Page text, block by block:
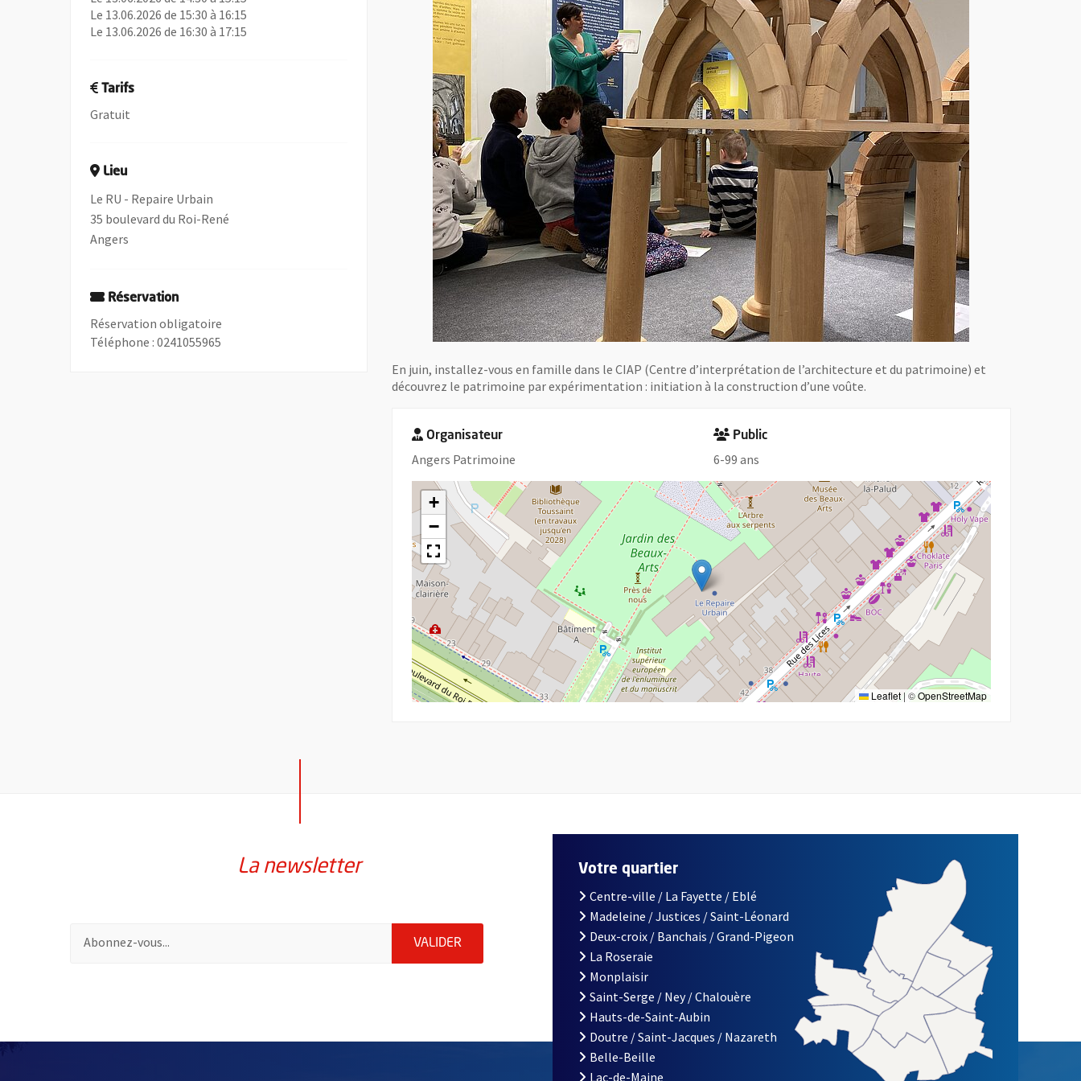
En juin, installez-vous en famille dans le CIAP (Centre d’interprétation de l’architecture et du patrimoine) et
découvrez le patrimoine par expérimentation : initiation à la construction d’une voûte.
Organisateur
Angers Patrimoine
Public
6-99 ans
+
−
Leaflet | ©OpenStreetMap
Le 13.06.2026 de 15:30 à 16:15
Le 13.06.2026 de 16:30 à 17:15
Tarifs
Gratuit
Lieu
Le RU - Repaire Urbain
35 boulevard du Roi-René
Angers
Réservation
Réservation obligatoire
Téléphone : 0241055965
La newsletter
Pour vous inscrire à la lettre d'information de la ville d'Angers, indiquez votre email (champ obligatoire)
VALIDER ENVOYER MA DEMANDE D'INSCRIPTION À LA LETTRE D'INFORMATION DE LA VILLE D'ANGERS
Votre quartier
Centre-ville / La Fayette / Eblé
Madeleine / Justices / Saint-Léonard
Deux-croix / Banchais / Grand-Pigeon
La Roseraie
Monplaisir
Saint-Serge / Ney / Chalouère
Hauts-de-Saint-Aubin
Doutre / Saint-Jacques / Nazareth
Belle-Beille
Lac-de-Maine